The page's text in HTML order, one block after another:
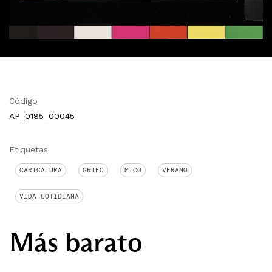
Código
AP_0185_00045
Etiquetas
CARICATURA GRIFO MICO VERANO
VIDA COTIDIANA
Más barato